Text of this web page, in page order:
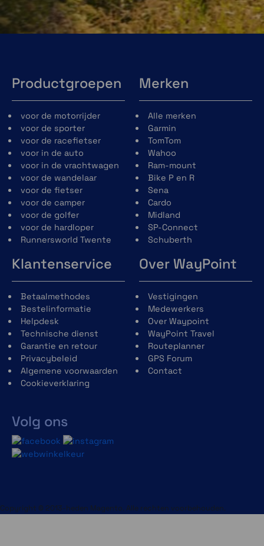
Productgroepen
voor de motorrijder
voor de sporter
voor de racefietser
voor in de auto
voor in de vrachtwagen
voor de wandelaar
voor de fietser
voor de camper
voor de golfer
voor de hardloper
Runnersworld Twente
Merken
Alle merken
Garmin
TomTom
Wahoo
Ram-mount
Bike P en R
Sena
Cardo
Midland
SP-Connect
Schuberth
Klantenservice
Betaalmethodes
Bestelinformatie
Helpdesk
Technische dienst
Garantie en retour
Privacybeleid
Algemene voorwaarden
Cookieverklaring
Volg ons
Over WayPoint
Vestigingen
Medewerkers
Over Waypoint
WayPoint Travel
Routeplanner
GPS Forum
Contact
Copyright © 2013-heden Magento. Alle rechten voorbehouden.